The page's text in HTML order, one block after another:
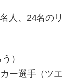
人、24名のリ
）
ー選手（ツエ